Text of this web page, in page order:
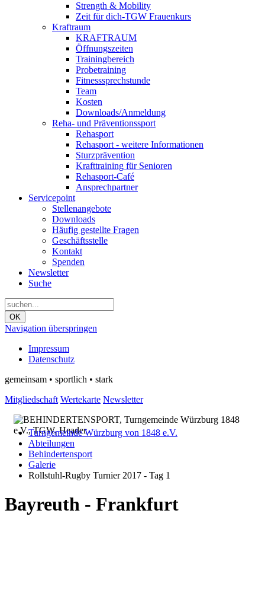
Strength & Mobility
Zeit für dich-TGW Frauenkurs
Kraftraum
KRAFTRAUM
Öffnungszeiten
Trainingbereich
Probetraining
Fitnesssprechstunde
Team
Kosten
Downloads/Anmeldung
Reha- und Präventionssport
Rehasport
Rehasport - weitere Informationen
Sturzprävention
Krafttraining für Senioren
Rehasport-Café
Ansprechpartner
Servicepoint
Stellenangebote
Downloads
Häufig gestellte Fragen
Geschäftsstelle
Kontakt
Spenden
Newsletter
Suche
OK
Navigation überspringen
Impressum
Datenschutz
gemeinsam • sportlich • stark
Mitgliedschaft Wertekarte Newsletter
Turngemeinde Würzburg von 1848 e.V.
Abteilungen
Behindertensport
Galerie
Rollstuhl-Rugby Turnier 2017 - Tag 1
Bayreuth - Frankfurt